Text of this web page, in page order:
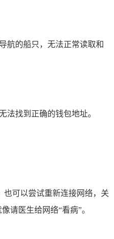
航的船只，无法正常读取和
法找到正确的钱包地址。
也可以尝试重新连接网络，关
请医生给网络“看病”。